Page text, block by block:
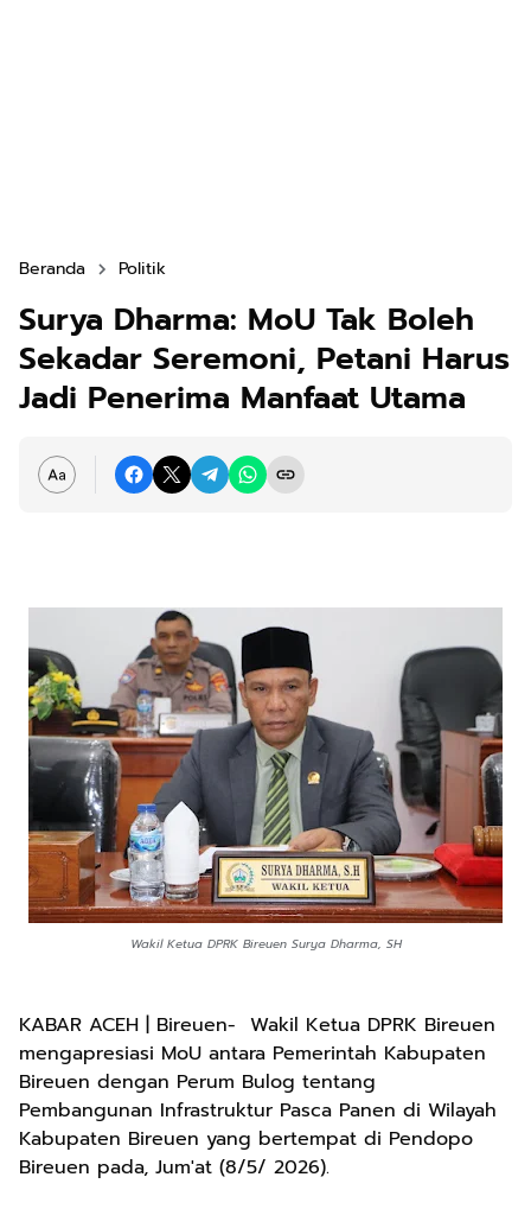
Beranda Politik
Surya Dharma: MoU Tak Boleh
Sekadar Seremoni, Petani Harus
Jadi Penerima Manfaat Utama
Wakil Ketua DPRK Bireuen Surya Dharma, SH
KABAR ACEH | Bireuen- Wakil Ketua DPRK Bireuen
mengapresiasi MoU antara Pemerintah Kabupaten
Bireuen dengan Perum Bulog tentang
Pembangunan Infrastruktur Pasca Panen di Wilayah
Kabupaten Bireuen yang bertempat di Pendopo
Bireuen pada, Jum'at (8/5/ 2026).